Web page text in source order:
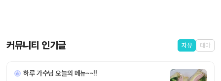
커뮤니티 인기글 자유 테마
하루 가수님 오늘의 메뉴~~!!